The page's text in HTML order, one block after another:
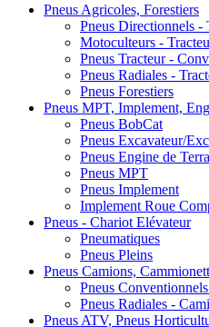
Pneus Agricoles, Forestiers
Pneus Directionnels -
Motoculteurs -
Pneus Tracteur -
Pneus Radiales -
Pneus Forestiers
Pneus MPT, Implement,
Pneus BobCat
Pneus Excavateur/
Pneus Engine de
Pneus MPT
Pneus Implement
Implement Roue
Pneus - Chariot Elévateur
Pneumatiques
Pneus Pleins
Pneus Camions,
Pneus
Pneus Radiales -
Pneus ATV, Pneus